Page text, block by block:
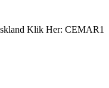
Klik Her: CEMAR1